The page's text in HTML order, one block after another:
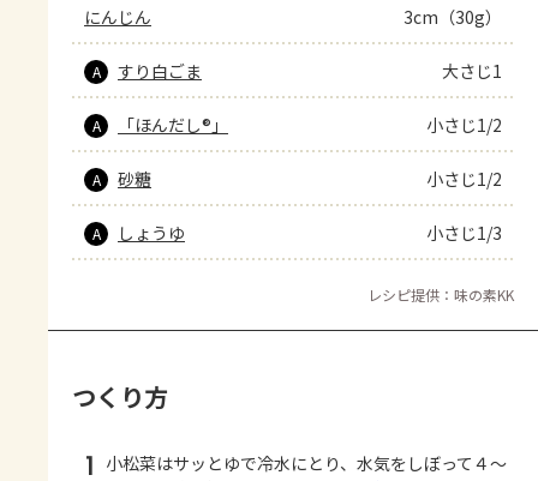
にんじん 3cm（30g）
A すり白ごま 大さじ1
A 「ほんだし®」 小さじ1/2
A 砂糖 小さじ1/2
A しょうゆ 小さじ1/3
レシピ提供：味の素KK
つくり方
1 小松菜はサッとゆで冷水にとり、水気をしぼって４～